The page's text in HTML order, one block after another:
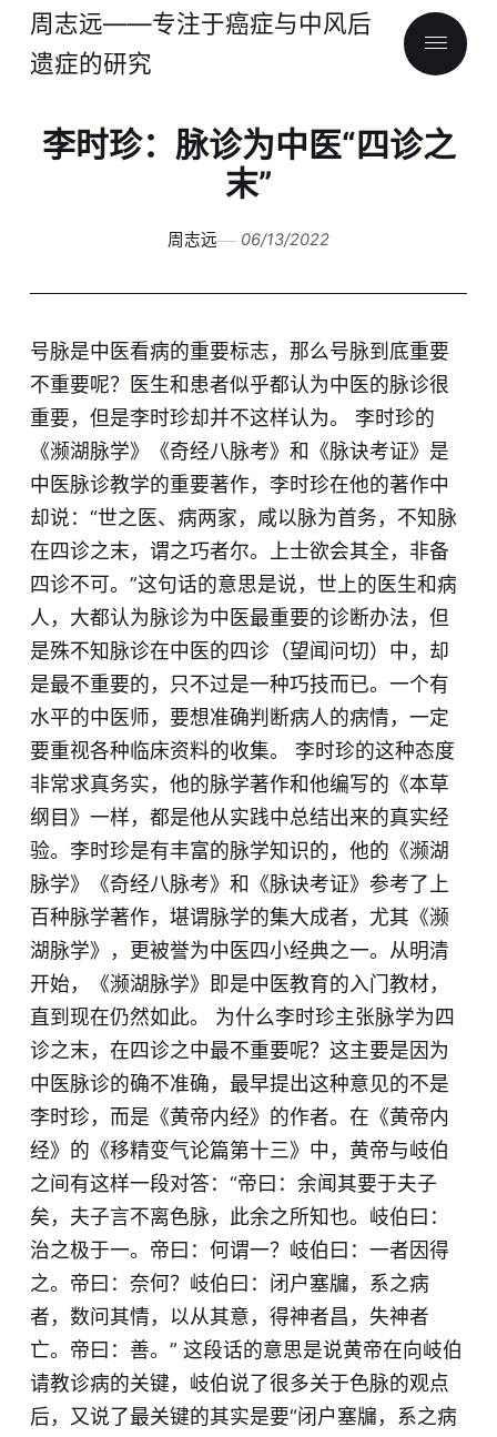
周志远——专注于癌症与中风后
遗症的研究
李时珍：脉诊为中医“四诊之
末”
周志远 06/13/2022
号脉是中医看病的重要标志，那么号脉到底重要
不重要呢？医生和患者似乎都认为中医的脉诊很
重要，但是李时珍却并不这样认为。 李时珍的
《濒湖脉学》《奇经八脉考》和《脉诀考证》是
中医脉诊教学的重要著作，李时珍在他的著作中
却说：“世之医、病两家，咸以脉为首务，不知脉
在四诊之末，谓之巧者尔。上士欲会其全，非备
四诊不可。”这句话的意思是说，世上的医生和病
人，大都认为脉诊为中医最重要的诊断办法，但
是殊不知脉诊在中医的四诊（望闻问切）中，却
是最不重要的，只不过是一种巧技而已。一个有
水平的中医师，要想准确判断病人的病情，一定
要重视各种临床资料的收集。 李时珍的这种态度
非常求真务实，他的脉学著作和他编写的《本草
纲目》一样，都是他从实践中总结出来的真实经
验。李时珍是有丰富的脉学知识的，他的《濒湖
脉学》《奇经八脉考》和《脉诀考证》参考了上
百种脉学著作，堪谓脉学的集大成者，尤其《濒
湖脉学》，更被誉为中医四小经典之一。从明清
开始，《濒湖脉学》即是中医教育的入门教材，
直到现在仍然如此。 为什么李时珍主张脉学为四
诊之末，在四诊之中最不重要呢？这主要是因为
中医脉诊的确不准确，最早提出这种意见的不是
李时珍，而是《黄帝内经》的作者。在《黄帝内
经》的《移精变气论篇第十三》中，黄帝与岐伯
之间有这样一段对答：“帝曰：余闻其要于夫子
矣，夫子言不离色脉，此余之所知也。岐伯曰：
治之极于一。帝曰：何谓一？岐伯曰：一者因得
之。帝曰：奈何？岐伯曰：闭户塞牖，系之病
者，数问其情，以从其意，得神者昌，失神者
亡。帝曰：善。” 这段话的意思是说黄帝在向岐伯
请教诊病的关键，岐伯说了很多关于色脉的观点
后，又说了最关键的其实是要“闭户塞牖，系之病